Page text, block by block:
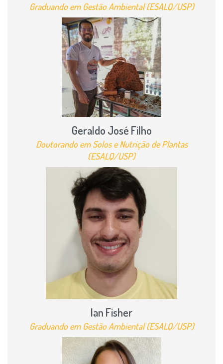
Graduando em Gestão Ambiental (ESALQ/USP)
Geraldo José Filho
Doutorando em Solos e Nutrição de Plantas
(ESALQ/USP)
Ian Fisher
Graduando em Gestão Ambiental (ESALQ/USP)